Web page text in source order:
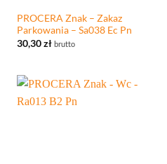
PROCERA Znak – Zakaz
Parkowania – Sa038 Ec Pn
30,30zł brutto